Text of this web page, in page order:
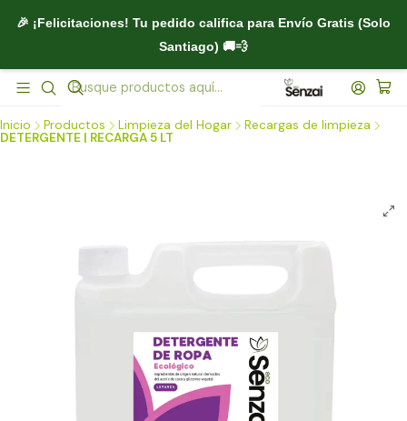
🎉 ¡Felicitaciones! Tu pedido califica para Envío Gratis (Solo
Santiago) 🚚💨
Inicio Productos Limpieza del Hogar
Recargas de limpieza
DETERGENTE | RECARGA 5 LT